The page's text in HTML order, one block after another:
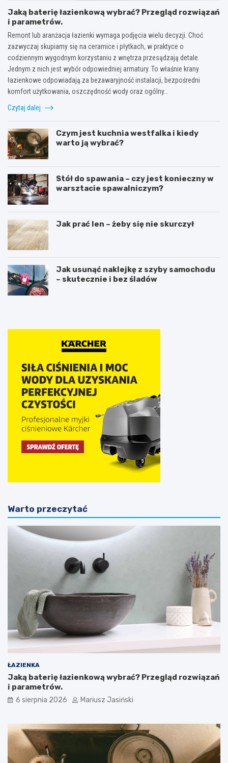
Jaką baterię łazienkową wybrać? Przegląd rozwiązań
i parametrów.
Remont lub aranżacja łazienki wymaga podjęcia wielu decyzji. Choć
zazwyczaj skupiamy się na ceramice i płytkach, w praktyce o
codziennym wygodnym korzystaniu z wnętrza przesądzają detale.
Jednym z nich jest wybór odpowiedniej armatury. To właśnie krany
łazienkowe odpowiadają za bezawaryjność instalacji, bezpośredni
komfort użytkowania, oszczędność wody oraz ogólny…
Czytaj dalej
Czym jest kuchnia westfalka i kiedy
warto ją wybrać?
Stół do spawania – czy jest konieczny w
warsztacie spawalniczym?
Jak prać len – żeby się nie skurczył
Jak usunąć naklejkę z szyby samochodu
– skutecznie i bez śladów
Warto przeczytać
ŁAZIENKA
Jaką baterię łazienkową wybrać? Przegląd rozwiązań
i parametrów.
6 sierpnia 2026 Mariusz Jasiński